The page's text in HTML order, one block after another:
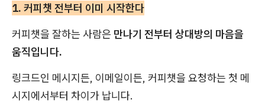
1. 커피챗 전부터 이미 시작한다
커피챗을 잘하는 사람은 만나기 전부터 상대방의 마음을
움직입니다.
링크드인 메시지든, 이메일이든, 커피챗을 요청하는 첫 메
시지에서부터 차이가 납니다.